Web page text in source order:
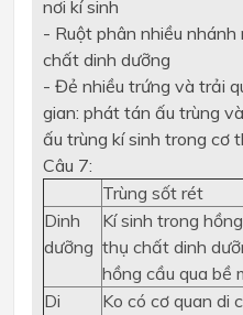
nơi kí sinh
- Ruột phân nhiều
chất dinh dưỡng
- Đẻ nhiều trứng và trải
gian: phát tán ấu trùng
ấu trùng kí sinh trong cơ
Câu 7:
Trùng sốt rét
Dinh
dưỡng
Kí sinh trong
thụ chất dinh
hồng cầu qua bề
Di
Ko có cơ quan di